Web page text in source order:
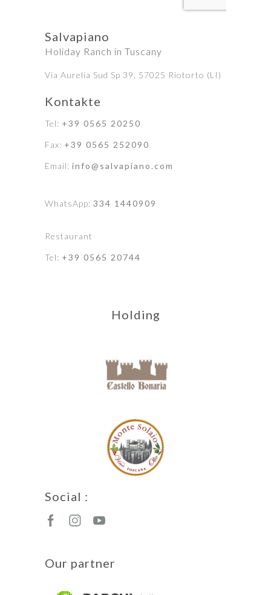
Salvapiano
Holiday Ranch in Tuscany
Via Aurelia Sud Sp 39, 57025 Riotorto (LI)
Kontakte
Tel: +39 0565 20250
Fax: +39 0565 252090
Email: info@salvapiano.com
WhatsApp: 334 1440909
Restaurant
Tel: +39 0565 20744
Holding
Social :
Our partner